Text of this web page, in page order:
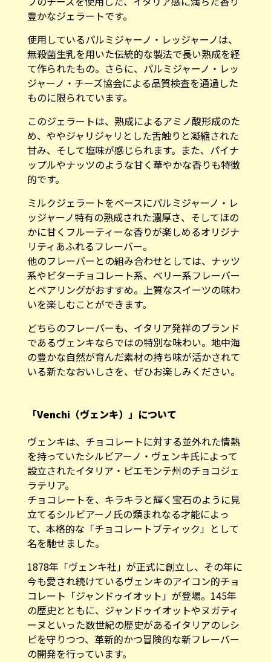
豊かなジェラートです。
使用しているパルミジャーノ・レッジャーノは、
無殺菌生乳を用いた伝統的な製法で長い熟成を経
て作られたもの。さらに、パルミジャーノ・レッ
ジャーノ・チーズ協会による品質検査を通過した
ものに限られています。
このジェラートは、熟成によるアミノ酸形成のた
め、ややジャリジャリとした舌触りと凝縮された
甘み、そして塩味が感じられます。また、パイナ
ップルやナッツのような甘く華やかな香りも特徴
的です。
ミルクジェラートをベースにパルミジャーノ・レ
ッジャーノ特有の熟成された濃厚さ、そしてほの
かに甘くフルーティーな香りが楽しめるオリジナ
リティあふれるフレーバー。
他のフレーバーとの組み合わせとしては、ナッツ
系やビターチョコレート系、ベリー系フレーバー
とペアリングがおすすめ。上質なスイーツの味わ
いを楽しむことができます。
どちらのフレーバーも、イタリア発祥のブランド
であるヴェンキならではの特別な味わい。地中海
の豊かな自然が育んだ素材の持ち味が活かされて
いる新たなおいしさを、ぜひお楽しみください。
「Venchi（ヴェンキ）」について
ヴェンキは、チョコレートに対する並外れた情熱
を持っていたシルビアーノ・ヴェンキ氏によって
設立されたイタリア・ピエモンテ州のチョコジェ
ラテリア。
チョコレートを、キラキラと輝く宝石のように見
立てるシルビアーノ氏の類まれなる才能によっ
て、本格的な「チョコレートブティック」として
名を馳せました。
1878年「ヴェンキ社」が正式に創立し、その年に
今も愛され続けているヴェンキのアイコン的チョ
コレート「ジャンドゥイオット」が登場。145年
の歴史とともに、ジャンドゥイオットやヌガティ
ーヌといった数世紀の歴史があるイタリアのレシ
ピを守りつつ、革新的かつ冒険的な新フレーバー
の開発を行っています。